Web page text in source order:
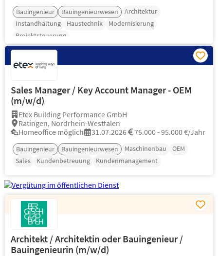
Bauingenieur Bauingenieurwesen
Architektur
Instandhaltung
Haustechnik
Modernisierung
Projektsteuerung
Sales Manager / Key Account Manager - OEM
(m/w/d)
Etex Building Performance GmbH
Ratingen, Nordrhein-Westfalen
Homeoffice möglich
31.07.2026 75.000 - 95.000 €/Jahr
Bauingenieur Bauingenieurwesen Maschinenbau
OEM
Sales
Kundenbetreuung Kundenmanagement
Architekt / Architektin oder Bauingenieur /
Bauingenieurin (m/w/d)